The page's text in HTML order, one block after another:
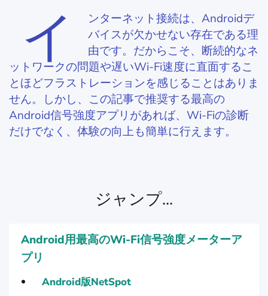
イ
ンターネット接続は、Androidデ
バイスが欠かせない存在である理
由です。だからこそ、断続的なネ
ットワークの問題や遅いWi-Fi速度に直面するこ
とほどフラストレーションを感じることはありま
せん。しかし、この記事で推奨する最高の
Android信号強度アプリがあれば、Wi-Fiの診断
だけでなく、体験の向上も簡単に行えます。
ジャンプ...
Android用最高のWi-Fi信号強度メーターア
プリ
Android版NetSpot